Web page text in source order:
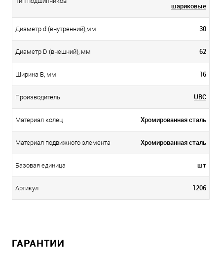
шариковые
Диаметр d (внутренний),мм 30
Диаметр D (внешний), мм 62
Ширина B, мм 16
Производитель UBC
Материал колец Хромированная сталь
Материал подвижного элемента Хромированная сталь
Базовая единица шт
Артикул 1206
ГАРАНТИИ